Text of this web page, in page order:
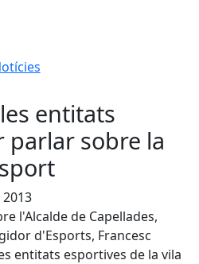
entitats
parlar sobre la
l'Alcalde de Capellades,
d'Esports, Francesc
entitats esportives de la vila